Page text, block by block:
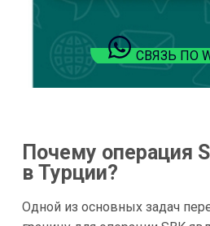
СВЯЗЬ ПО
Почему операция
в Турции?
Одной из основных задач